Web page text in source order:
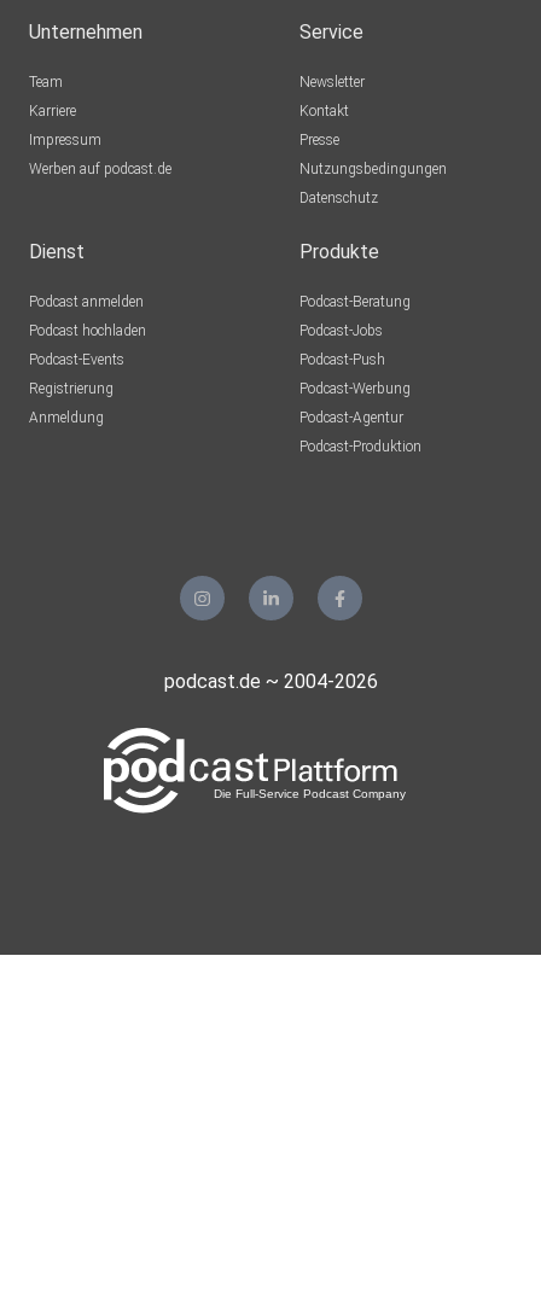
Unternehmen
Team
Karriere
Impressum
Werben auf podcast.de
Service
Newsletter
Kontakt
Presse
Nutzungsbedingungen
Datenschutz
Dienst
Podcast anmelden
Podcast hochladen
Podcast-Events
Registrierung
Anmeldung
Produkte
Podcast-Beratung
Podcast-Jobs
Podcast-Push
Podcast-Werbung
Podcast-Agentur
Podcast-Produktion
podcast.de ~ 2004-2026